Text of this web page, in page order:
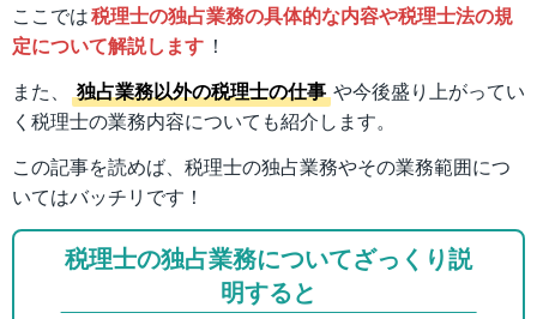
ここでは税理士の独占業務の具体的な内容や税理士法の規
定について解説します ！
また、
独占業務以外の税理士の仕事 や今後盛り上がってい
く税理士の業務内容についても紹介します。
この記事を読めば、税理士の独占業務やその業務範囲につ
いてはバッチリです！
税理士の独占業務についてざっくり説
明すると